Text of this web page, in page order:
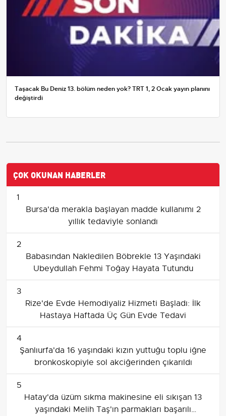
Taşacak Bu Deniz 13. bölüm neden yok? TRT 1, 2 Ocak yayın planını
değiştirdi
ÇOK OKUNAN HABERLER
1
Bursa'da merakla başlayan madde kullanımı 2
yıllık tedaviyle sonlandı
2
Babasından Nakledilen Böbrekle 13 Yaşındaki
Ubeydullah Fehmi Toğay Hayata Tutundu
3
Rize'de Evde Hemodiyaliz Hizmeti Başladı: İlk
Hastaya Haftada Üç Gün Evde Tedavi
4
Şanlıurfa'da 16 yaşındaki kızın yuttuğu toplu iğne
bronkoskopiyle sol akciğerinden çıkarıldı
5
Hatay'da üzüm sıkma makinesine eli sıkışan 13
yaşındaki Melih Taş'ın parmakları başarılı